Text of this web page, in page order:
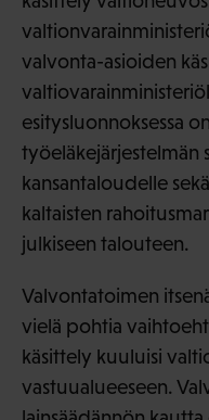
valvonta-asioiden
esitysluonnoksessa
työeläkejärjestelmän
kansantaloudelle
kaltaisten
julkiseen talouteen.
Valvontatoimen
vielä pohtia
käsittely kuuluisi
vastuualueeseen.